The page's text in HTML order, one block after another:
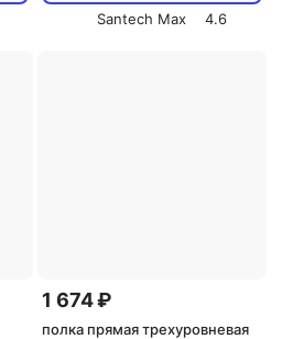
Santech Max
4.6
1 674 ₽
полка прямая трехуровневая